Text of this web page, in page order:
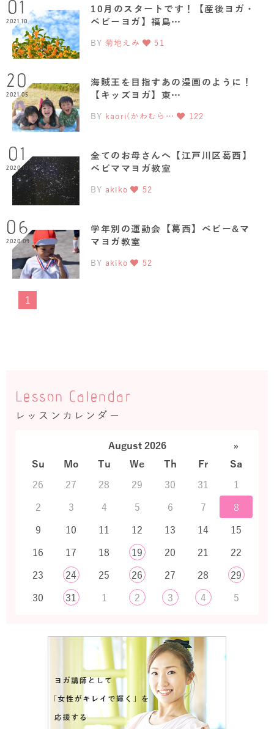
01
2021.10
10月のスタートです！【産後ヨガ・
ベビーヨガ】福島…
BY 菊地えみ 51
20
2021.05
海賊王を目指すあの漫画のように！
【キッズヨガ】東…
BY kaori(かわむら… 122
01
2020.10
全てのお母さんへ【江戸川区葛西】
ベビママヨガ教室
BY akiko 52
06
2020.09
学年別の運動会【葛西】ベビー&マ
マヨガ教室
BY akiko 52
1
Lesson Calendar
レッスンカレンダー
August 2026
»
Su
Mo Tu We Th Fr
Sa
26
27 28 29 30 31
1
2
3 4 5 6 7
8
9
10 11 12 13 14
15
16
17 18 19 20 21
22
23
24 25 26 27 28
29
30
31 1 2 3 4 5